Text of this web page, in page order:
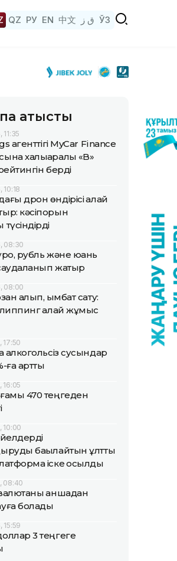
QZ РУ EN 中文 ق ز ЎЗ
қатысты
11:35
агенттігі MyCar Finance
халықаралық «B»
берді
10:18
дрон өндірісі қалай
кәсіпорын
08:30
рубль және юань
жатыр
08:00
алып, қымбат сату:
қалай жұмыс
17:50
алкогольсіз сусындар
ға артты
16:05
470 теңгеден
10:00
бақылайтын ұлттық
іске қосылды
08:40
қаншадан
болады
15:59
3 теңгеге